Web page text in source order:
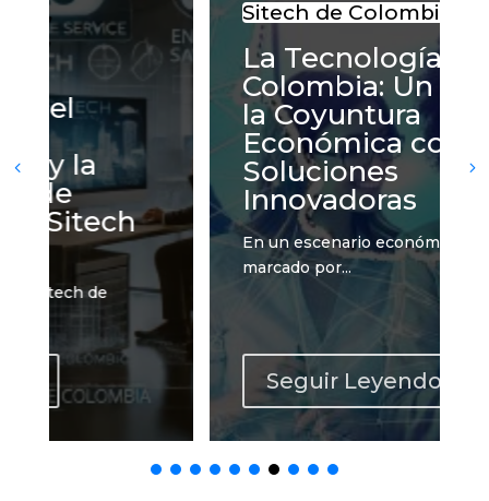
Sitech de Colombia
La Tecnología en
Colombia: Un Alivio a
la Coyuntura
Económica con
Soluciones
Innovadoras
En un escenario económico mundial
marcado por...
Seguir Leyendo